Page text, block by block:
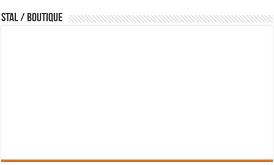
STAL / BOUTIQUE